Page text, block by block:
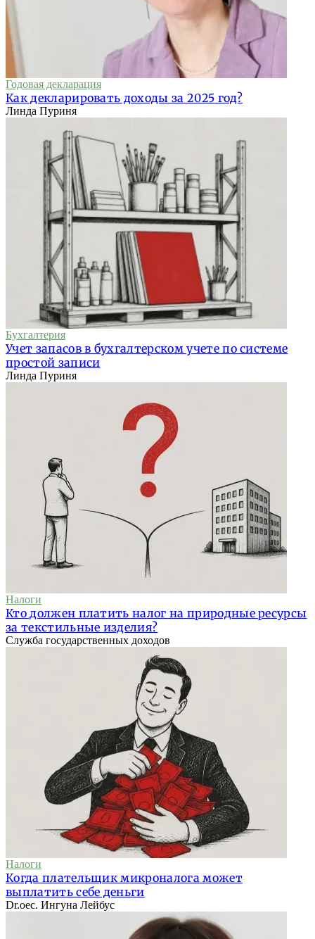
Годовая декларация
Как декларировать доходы за 2025 год?
Линда Пуриня
Бухгалтерия
Учет запасов в бухгалтерском учете по системе
простой записи
Линда Пуриня
Налоги
Кто должен платить налог на природные ресурсы
за текстильные изделия?
Служба государственных доходов
Налоги
Когда плательщик микроналога может
выплатить себе деньги
Dr.oec. Ингуна Лейбус